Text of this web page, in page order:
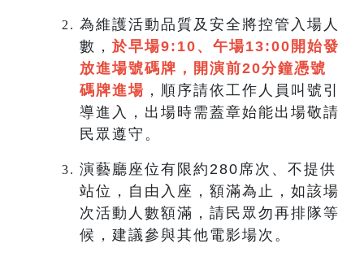
為維護活動品質及安全將控管入場人
數， 於早場9:10、午場13:00開始發
放進場號碼牌，開演前20分鐘憑號
碼牌進場 ，順序請依工作人員叫號引
導進入，出場時需蓋章始能出場敬請
民眾遵守。
演藝廳座位有限約280席次、不提供
站位，自由入座，額滿為止，如該場
次活動人數額滿，請民眾勿再排隊等
候，建議參與其他電影場次。